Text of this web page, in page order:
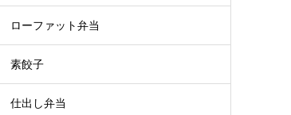
ローファット弁当
素餃子
仕出し弁当